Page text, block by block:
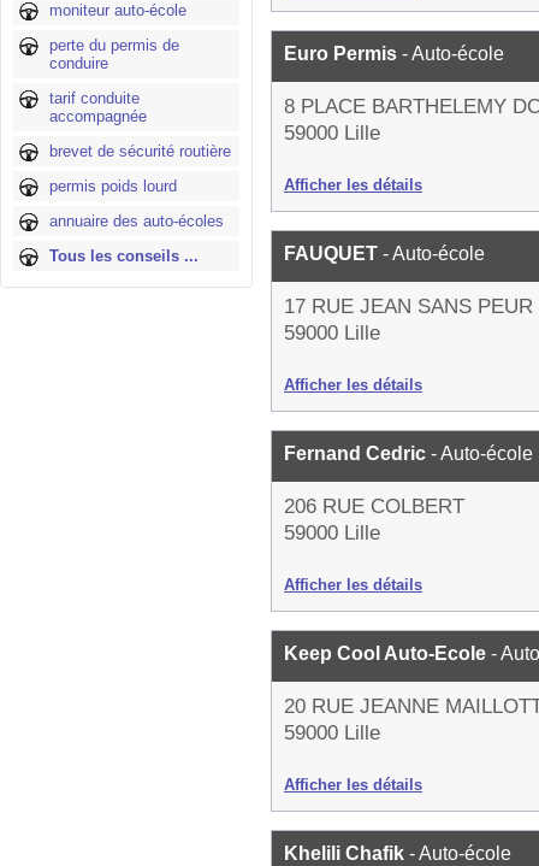
moniteur auto-école
perte du permis de
conduire
tarif conduite
accompagnée
brevet de sécurité routière
permis poids lourd
annuaire des auto-écoles
Tous les conseils ...
Euro Permis - Auto-école
8 PLACE BARTHELEMY
59000 Lille
Afficher les détails
FAUQUET - Auto-école
17 RUE JEAN SANS PEUR
59000 Lille
Afficher les détails
Fernand Cedric - Auto-école
206 RUE COLBERT
59000 Lille
Afficher les détails
Keep Cool Auto-Ecole -
20 RUE JEANNE
59000 Lille
Afficher les détails
Khelili Chafik - Auto-école